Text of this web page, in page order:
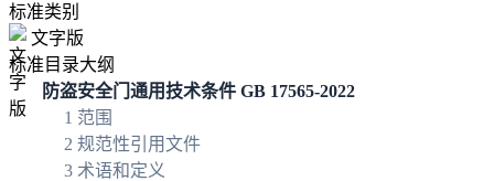
标准类别
文字版
标准目录大纲
防盗安全门通用技术条件 GB 17565-2022
1 范围
2 规范性引用文件
3 术语和定义